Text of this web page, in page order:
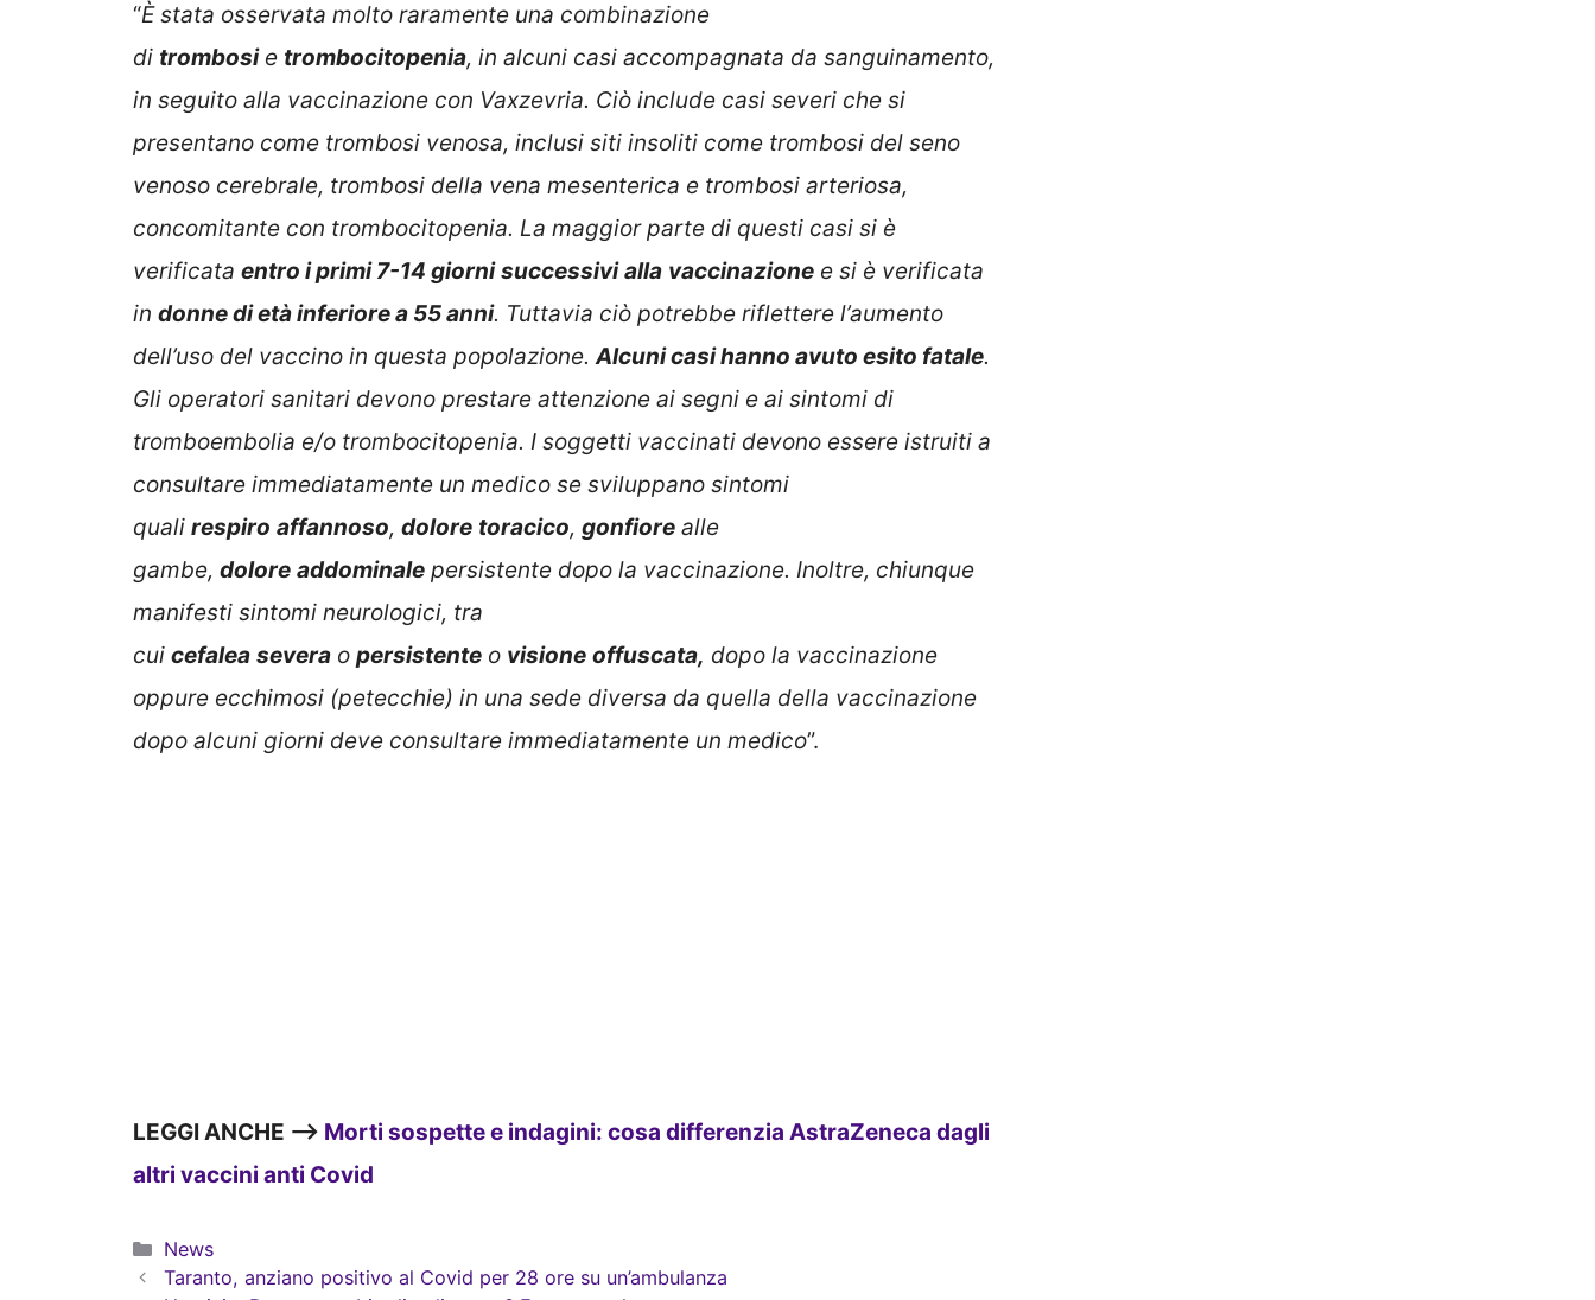
“È stata osservata molto raramente una combinazione
di trombosie trombocitopenia, in alcuni casi accompagnata da sanguinamento,
in seguito alla vaccinazione con Vaxzevria. Ciò include casi severi che si
presentano come trombosi venosa, inclusi siti insoliti come trombosi del seno
venoso cerebrale, trombosi della vena mesenterica e trombosi arteriosa,
concomitante con trombocitopenia. La maggior parte di questi casi si è
verificata entro i primi 7-14 giorni successivi alla vaccinazione e si è verificata
in donne di età inferiore a 55 anni. Tuttavia ciò potrebbe riflettere l’aumento
dell’uso del vaccino in questa popolazione.Alcuni casi hanno avuto esito fatale.
Gli operatori sanitari devono prestare attenzione ai segni e ai sintomi di
tromboembolia e/o trombocitopenia. I soggetti vaccinati devono essere istruiti a
consultare immediatamente un medico se sviluppano sintomi
quali respiro affannoso, dolore toracico, gonfiore alle
gambe, dolore addominale persistente dopo la vaccinazione. Inoltre, chiunque
manifesti sintomi neurologici, tra
cui cefalea severa o persistente o visione offuscata, dopo la vaccinazione
oppure ecchimosi (petecchie) in una sede diversa da quella della vaccinazione
dopo alcuni giorni deve consultare immediatamente un medico”.
LEGGI ANCHE –> Morti sospette e indagini: cosa differenzia AstraZeneca dagli
altri vaccini anti Covid
Categorie
News
Taranto, anziano positivo al Covid per 28 ore su un’ambulanza